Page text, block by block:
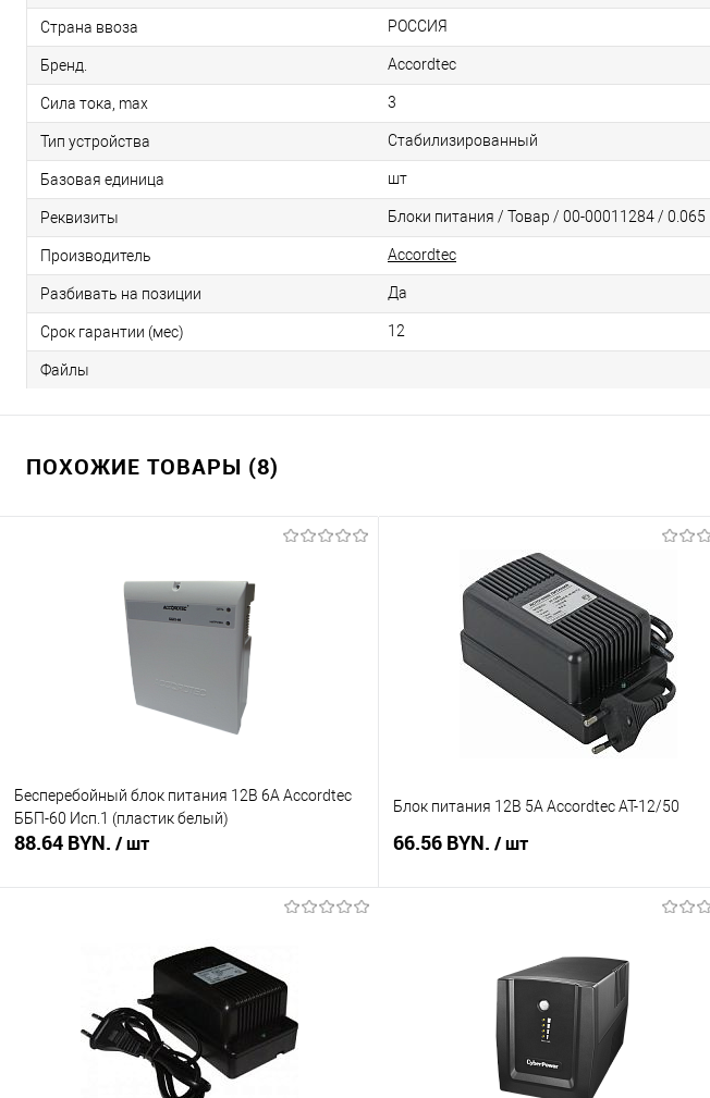
Страна ввоза РОССИЯ
Бренд. Accordtec
Сила тока, max 3
Тип устройства Стабилизированный
Базовая единица шт
Реквизиты Блоки питания / Товар / 00-00011284 / 0.065
Производитель Accordtec
Разбивать на позиции Да
Срок гарантии (мес) 12
Файлы
ПОХОЖИЕ ТОВАРЫ (8)
Бесперебойный блок питания 12В 6А Accordtec
ББП-60 Исп.1 (пластик белый)
88.64 BYN. / шт
Сравнение
В избранное
В наличии
Блок питания 12В 5А Accordtec АТ-12/50
66.56 BYN. / шт
Купить в 1 клик
Сравнение
В наличии